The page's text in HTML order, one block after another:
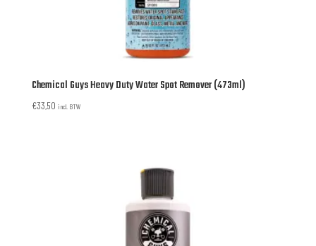
Chemical Guys Heavy Duty Water Spot Remover (473ml)
€33,50 incl. BTW